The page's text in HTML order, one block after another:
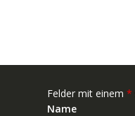
Felder mit einem *
Name